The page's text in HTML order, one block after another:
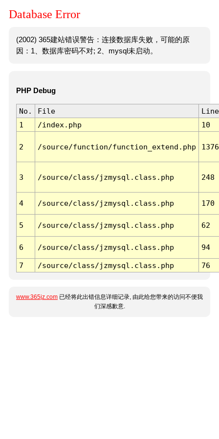
Database Error
(2002) 365建站错误警告：连接数据库失败，可能的原
因：1、数据库密码不对; 2、mysql未启动。
PHP Debug
No. File
Line
1
/index.php 10
2 /source/function/function_extend.php 1376
3 /source/class/jzmysql.class.php 248
4 /source/class/jzmysql.class.php 170
5 /source/class/jzmysql.class.php 62
6 /source/class/jzmysql.class.php 94
7 /source/class/jzmysql.class.php 76
www.365jz.com 已经将此出错信息详细记录, 由此给您带来的访问不便我
们深感歉意.